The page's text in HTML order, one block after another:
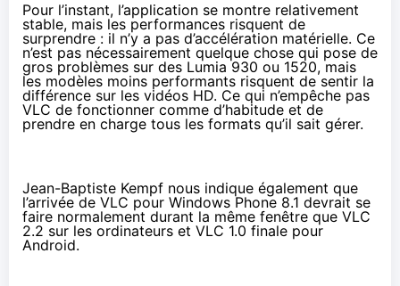
Pour l’instant, l’application se montre relativement
stable, mais les performances risquent de
surprendre : il n’y a pas d’accélération matérielle. Ce
n’est pas nécessairement quelque chose qui pose de
gros problèmes sur des Lumia 930 ou 1520, mais
les modèles moins performants risquent de sentir la
différence sur les vidéos HD. Ce qui n’empêche pas
VLC de fonctionner comme d’habitude et de
prendre en charge tous les formats qu’il sait gérer.
Jean-Baptiste Kempf nous indique également que
l’arrivée de VLC pour Windows Phone 8.1 devrait se
faire normalement durant la même fenêtre que VLC
2.2 sur les ordinateurs et VLC 1.0 finale pour
Android.